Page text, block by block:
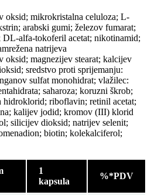
oksid; mikrokristalna celuloza; L-
arabski gumi; železov fumarat;
alfa-tokoferil acetat; nikotinamid;
natrijeva
oksid; magnezijev stearat; kalcijev
sredstvo proti sprijemanju:
sulfat monohidrat; vlažilec:
saharoza; koruzni škrob;
riboflavin; retinil acetat;
kalijev jodid; kromov (III) klorid
silicijev dioksid; natrijev selenit;
biotin; kolekalciferol;
1
kapsula
%*PDV